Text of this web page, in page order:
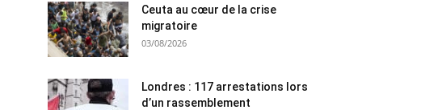
Ceuta au cœur de la crise
migratoire
03/08/2026
Londres : 117 arrestations lors
d’un rassemblement